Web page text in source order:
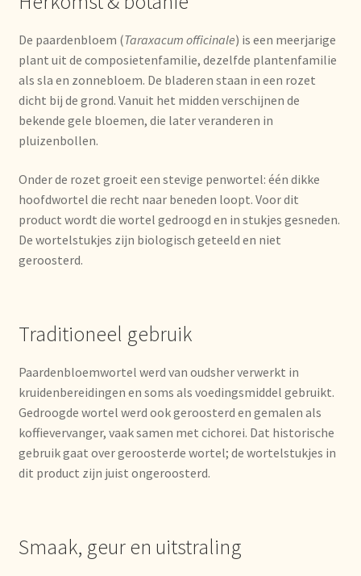
Imprint
Kontakt
Lagerangelegenheiten
Lebensmittelsicherheit
Lista de precios actualizada.
Liste de prix actuelle
Marca personal
Mentions légales
Mijn account
Mijn Favorieten
De paardenbloem (Taraxacum officinale) is een meerjarige
plant uit de composietenfamilie, dezelfde plantenfamilie
als sla en zonnebloem. De bladeren staan in een rozet
dicht bij de grond. Vanuit het midden verschijnen de
bekende gele bloemen, die later veranderen in
pluizenbollen.
Onder de rozet groeit een stevige penwortel: één dikke
hoofdwortel die recht naar beneden loopt. Voor dit
product wordt die wortel gedroogd en in stukjes gesneden.
De wortelstukjes zijn biologisch geteeld en niet
geroosterd.
Traditioneel gebruik
Paardenbloemwortel werd van oudsher verwerkt in
kruidenbereidingen en soms als voedingsmiddel gebruikt.
Gedroogde wortel werd ook geroosterd en gemalen als
koffievervanger, vaak samen met cichorei. Dat historische
gebruik gaat over geroosterde wortel; de wortelstukjes in
dit product zijn juist ongeroosterd.
Smaak, geur en uitstraling